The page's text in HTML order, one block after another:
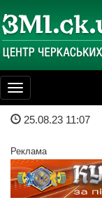
Toggle
navigation
25.08.23 11:07
Реклама